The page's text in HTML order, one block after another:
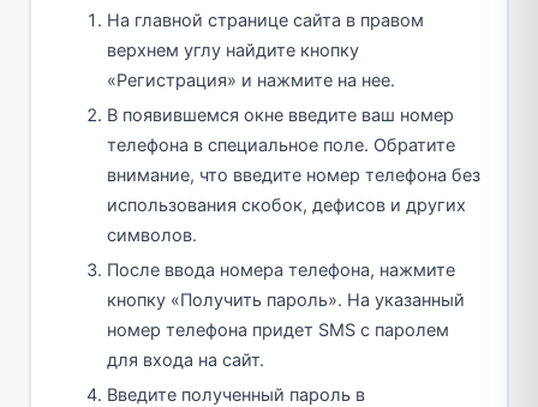
На главной странице сайта в правом
верхнем углу найдите кнопку
«Регистрация» и нажмите на нее.
В появившемся окне введите ваш номер
телефона в специальное поле. Обратите
внимание, что введите номер телефона без
использования скобок, дефисов и других
символов.
После ввода номера телефона, нажмите
кнопку «Получить пароль». На указанный
номер телефона придет SMS с паролем
для входа на сайт.
Введите полученный пароль в